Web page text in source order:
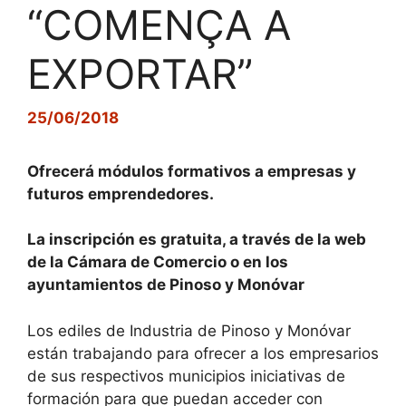
“COMENÇA A
EXPORTAR”
25/06/2018
Ofrecerá módulos formativos a empresas y
futuros emprendedores.
La inscripción es gratuita, a través de la web
de la Cámara de Comercio o en los
ayuntamientos de Pinoso y Monóvar
Los ediles de Industria de Pinoso y Monóvar
están trabajando para ofrecer a los empresarios
de sus respectivos municipios iniciativas de
formación para que puedan acceder con